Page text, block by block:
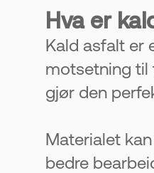
- Store
Problemer i
Hva er
Kald asfalt er
motsetning til
gjør den
Materialet
bedre